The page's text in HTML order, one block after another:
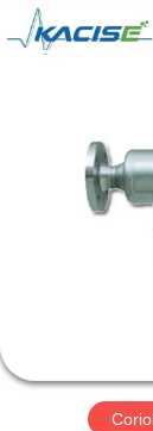
О
НАС
Kacise
Optronics
Co.,Ltd..